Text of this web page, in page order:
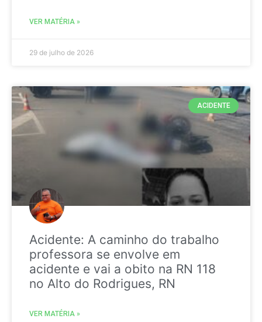
VER MATÉRIA »
29 de julho de 2026
ACIDENTE
Acidente: A caminho do trabalho
professora se envolve em
acidente e vai a obito na RN 118
no Alto do Rodrigues, RN
VER MATÉRIA »